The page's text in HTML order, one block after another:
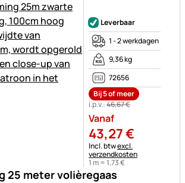
25 meter volièregaas
Leverbaar
1 - 2 werkdagen
9,36 kg
72656
Bij 5 of meer
i.p.v.:46,67€
Vanaf
43,27€
Belastinginformatie:
Incl. btwexcl.
verzendkosten
1 m =1,73€